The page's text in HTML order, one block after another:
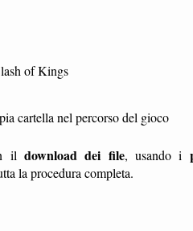
of Kings
cartella nel percorso del gioco
il download dei file, usando i
la procedura completa.